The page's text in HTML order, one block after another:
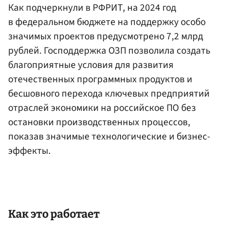
Как подчеркнули в РФРИТ, на 2024 год
в федеральном бюджете на поддержку особо
значимых проектов предусмотрено 7,2 млрд
рублей. Господдержка ОЗП позволила создать
благоприятные условия для развития
отечественных программных продуктов и
бесшовного перехода ключевых предприятий
отраслей экономики на российское ПО без
остановки производственных процессов,
показав значимые технологические и бизнес-
эффекты.
Как это работает